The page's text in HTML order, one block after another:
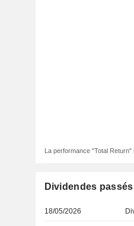
La performance "Total
Dividendes
18/05/2026